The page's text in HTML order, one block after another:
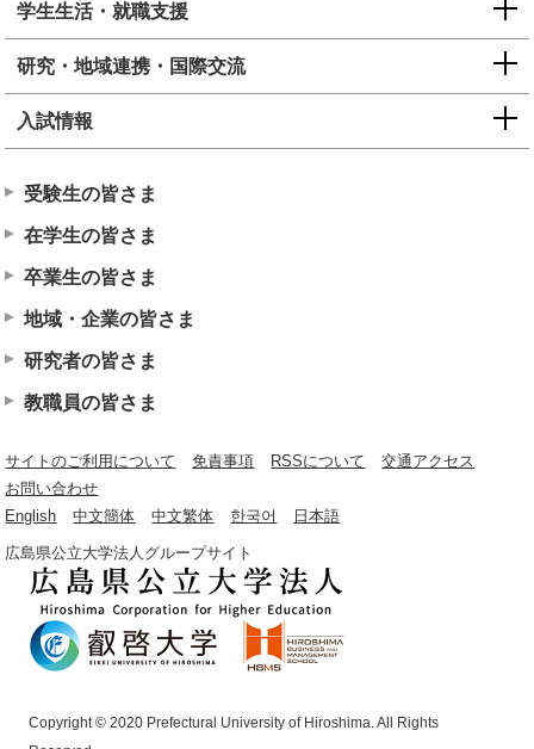
学生生活・就職支援
研究・地域連携・国際交流
入試情報
受験生の皆さま
在学生の皆さま
卒業生の皆さま
地域・企業の皆さま
研究者の皆さま
教職員の皆さま
サイトのご利用について 免責事項 RSSについて
交通アクセス
お問い合わせ
English
中文簡体 中文繁体 한국어 日本語
広島県公立大学法人グループサイト
Copyright © 2020 Prefectural University of Hiroshima. All Rights